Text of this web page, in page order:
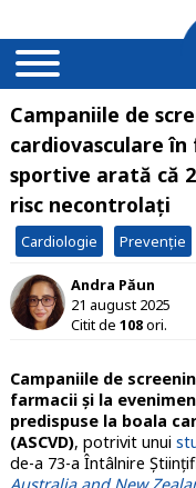
Campaniile de
cardiovasculare
sportive arată că
risc necontrolați
Cardiologie Prevenție
Andra Păun
21 august 2025
Citit de 108ori.
Campaniile de
farmacii și la
predispuse la boala
(ASCVD), potrivit unui
de-a 73-a Întâlnire